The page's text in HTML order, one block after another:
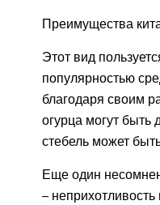
Преимущества
Этот вид
популярностью
благодаря своим
огурца могут
стебель может
Еще один
–